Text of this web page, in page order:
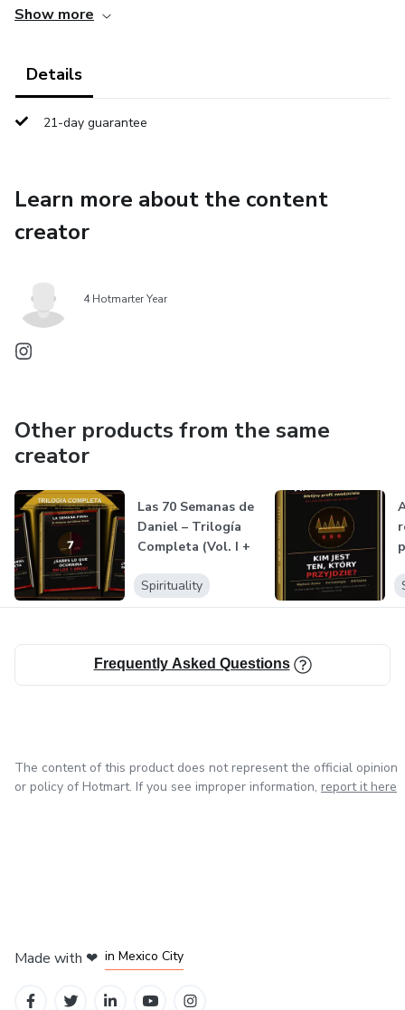
Show more
Details
21-day guarantee
Learn more about the content
creator
4 Hotmarter Year
Other products from the same
creator
Las 70 Semanas de
Daniel – Trilogía
Completa (Vol. I +
Spirituality
Frequently Asked Questions
The content of this product does not represent the official opinion
or policy of Hotmart. If you see improper information, report it here
Made with ❤ in Mexico City